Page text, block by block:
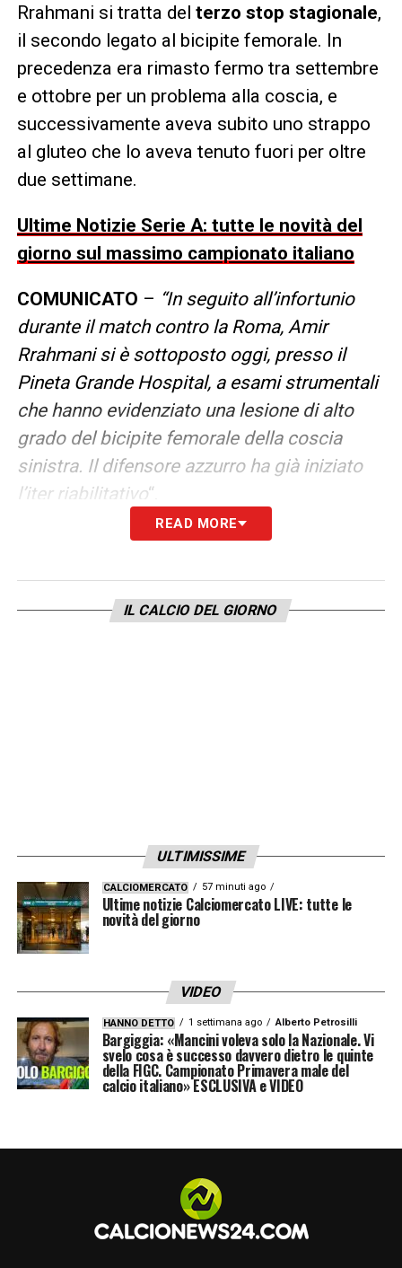
Rrahmani si tratta del terzo stop stagionale,
il secondo legato al bicipite femorale. In
precedenza era rimasto fermo tra settembre
e ottobre per un problema alla coscia, e
successivamente aveva subito uno strappo
al gluteo che lo aveva tenuto fuori per oltre
due settimane.
Ultime Notizie Serie A: tutte le novità del
giorno sul massimo campionato italiano
COMUNICATO – “In seguito all’infortunio
durante il match contro la Roma, Amir
Rrahmani si è sottoposto oggi, presso il
Pineta Grande Hospital, a esami strumentali
che hanno evidenziato una lesione di alto
grado del bicipite femorale della coscia
sinistra. Il difensore azzurro ha già iniziato
l’iter riabilitativo“.
READ MORE
IL CALCIO DEL GIORNO
ULTIMISSIME
CALCIOMERCATO 57 minuti ago
Ultime notizie Calciomercato LIVE: tutte le
novità del giorno
VIDEO
HANNO DETTO 1 settimana ago Alberto Petrosilli
Bargiggia: «Mancini voleva solo la Nazionale. Vi
svelo cosa è successo davvero dietro le quinte
della FIGC. Campionato Primavera male del
calcio italiano» ESCLUSIVA e VIDEO